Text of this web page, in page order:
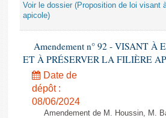
Voir le dossier (Proposition de loi visant
apicole)
Amendement n° 92 - VISANT À
ET À PRÉSERVER LA FILIÈRE
Date de
dépôt :
08/06/2024
Amendement de M. Houssin, M.